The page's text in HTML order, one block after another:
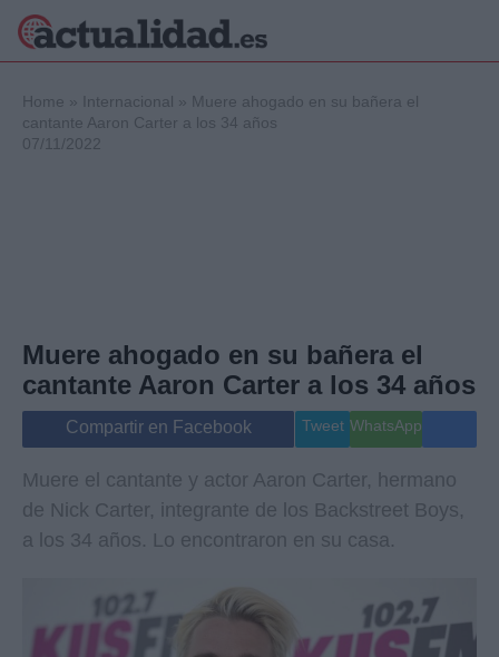
Internacional
Viajes
Gente
Musica
Home » Internacional » Muere ahogado en su bañera el
cantante Aaron Carter a los 34 años
07/11/2022
Muere ahogado en su bañera el
cantante Aaron Carter a los 34 años
Compartir en Facebook Tweet WhatsApp
Muere el cantante y actor Aaron Carter, hermano
de Nick Carter, integrante de los Backstreet Boys,
a los 34 años. Lo encontraron en su casa.